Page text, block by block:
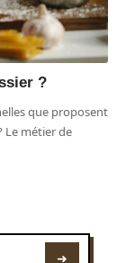
?
que proposent
Le métier de